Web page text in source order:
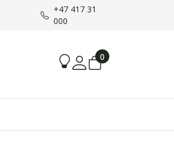
+47 417 31
000
0